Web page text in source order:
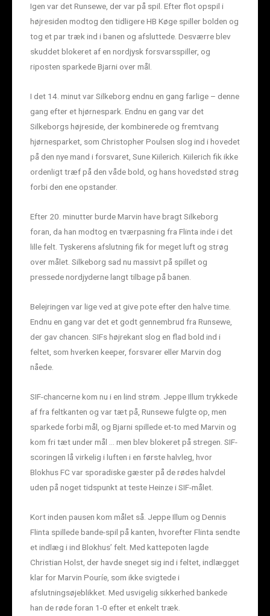
Igen var det Runsewe, der var på spil. Efter flot opspil i
højresiden modtog den tidligere HB Køge spiller bolden og
tog et par træk ind i banen og afsluttede. Desværre blev
skuddet blokeret af en nordjysk forsvarsspiller, og
riposten sparkede Bjarni over mål.
I det 14. minut var Silkeborg endnu en gang farlige – denne
gang efter et hjørnespark. Endnu en gang var det
Silkeborgs højreside, der kombinerede og fremtvang
hjørnesparket, som Christopher Poulsen slog ind i hovedet
på den nye mand i forsvaret, Sune Kiilerich. Kiilerich fik ikke
ordenligt træf på den våde bold, og hans hovedstød strøg
forbi den ene opstander.
Efter 20. minutter burde Marvin have bragt Silkeborg
foran, da han modtog en tværpasning fra Flinta inde i det
lille felt. Tyskerens afslutning fik for meget luft og strøg
over målet. Silkeborg sad nu massivt på spillet og
pressede nordjyderne langt tilbage på banen.
Belejringen var lige ved at give pote efter den halve time.
Endnu en gang var det et godt gennembrud fra Runsewe,
der gav chancen. SIFs højrekant slog en flad bold ind i
feltet, som hverken keeper, forsvarer eller Marvin dog
nåede.
SIF-chancerne kom nu i en lind strøm. Jeppe Illum trykkede
af fra feltkanten og var tæt på, Runsewe fulgte op, men
sparkede forbi mål, og Bjarni spillede et-to med Marvin og
kom fri tæt under mål … men blev blokeret på stregen. SIF-
scoringen lå virkelig i luften i en første halvleg, hvor
Blokhus FC var sporadiske gæster på de rødes halvdel
uden på noget tidspunkt at teste Heinze i SIF-målet.
Kort inden pausen kom målet så. Jeppe Illum og Dennis
Flinta spillede bande-spil på kanten, hvorefter Flinta sendte
et indlæg i ind Blokhus’ felt. Med kattepoten lagde
Christian Holst, der havde sneget sig ind i feltet, indlægget
klar for Marvin Pouríe, som ikke svigtede i
afslutningsøjeblikket. Med usvigelig sikkerhed bankede
han de røde foran 1-0 efter et enkelt træk.